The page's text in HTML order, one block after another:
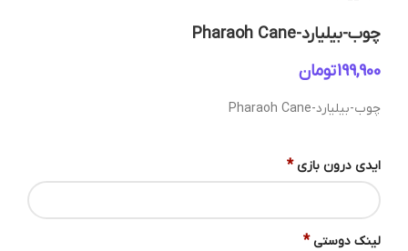
چوب-بیلیارد-Pharaoh Cane
تومان
چوب-بیلیارد-Pharaoh Cane
ایدی درون بازی *
لینک دوستی *